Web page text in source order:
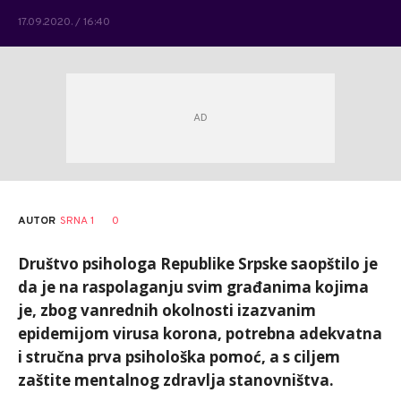
17.09.2020. / 16:40
AUTOR SRNA 1 0
Društvo psihologa Republike Srpske saopštilo je
da je na raspolaganju svim građanima kojima
je, zbog vanrednih okolnosti izazvanim
epidemijom virusa korona, potrebna adekvatna
i stručna prva psihološka pomoć, a s ciljem
zaštite mentalnog zdravlja stanovništva.